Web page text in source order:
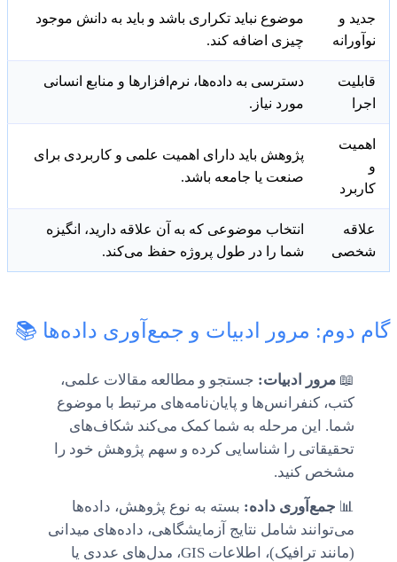
جدید و
نوآورانه
موضوع نباید تکراری باشد و باید به دانش موجود
چیزی اضافه کند.
قابلیت
اجرا
دسترسی به داده‌ها، نرم‌افزارها و منابع انسانی
مورد نیاز.
اهمیت
و
کاربرد
پژوهش باید دارای اهمیت علمی و کاربردی برای
صنعت یا جامعه باشد.
علاقه
شخصی
انتخاب موضوعی که به آن علاقه دارید، انگیزه
شما را در طول پروژه حفظ می‌کند.
گام دوم: مرور ادبیات و جمع‌آوری داده‌ها 📚
📖 مرور ادبیات: جستجو و مطالعه مقالات علمی،
کتب، کنفرانس‌ها و پایان‌نامه‌های مرتبط با موضوع
شما. این مرحله به شما کمک می‌کند شکاف‌های
تحقیقاتی را شناسایی کرده و سهم پژوهش خود را
مشخص کنید.
📊 جمع‌آوری داده: بسته به نوع پژوهش، داده‌ها
می‌توانند شامل نتایج آزمایشگاهی، داده‌های میدانی
(مانند ترافیک)، اطلاعات GIS، مدل‌های عددی یا